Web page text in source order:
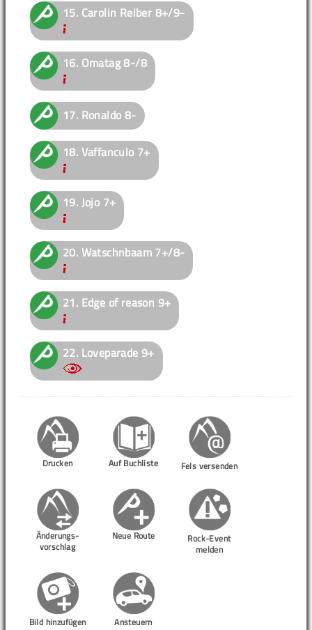
15. Carolin Reiber 8+/9-
16. Omatag8-/8
17. Ronaldo 8-
18. Vaffanculo 7+
19. Jojo 7+
20. Watschnbaam 7+/8-
21. Edge of reason 9+
22. Loveparade 9+
Drucken Auf Buchliste Fels versenden
Änderungs-
vorschlag
Neue Route
Rock-Event
melden
Bild hinzufügen Ansteuern